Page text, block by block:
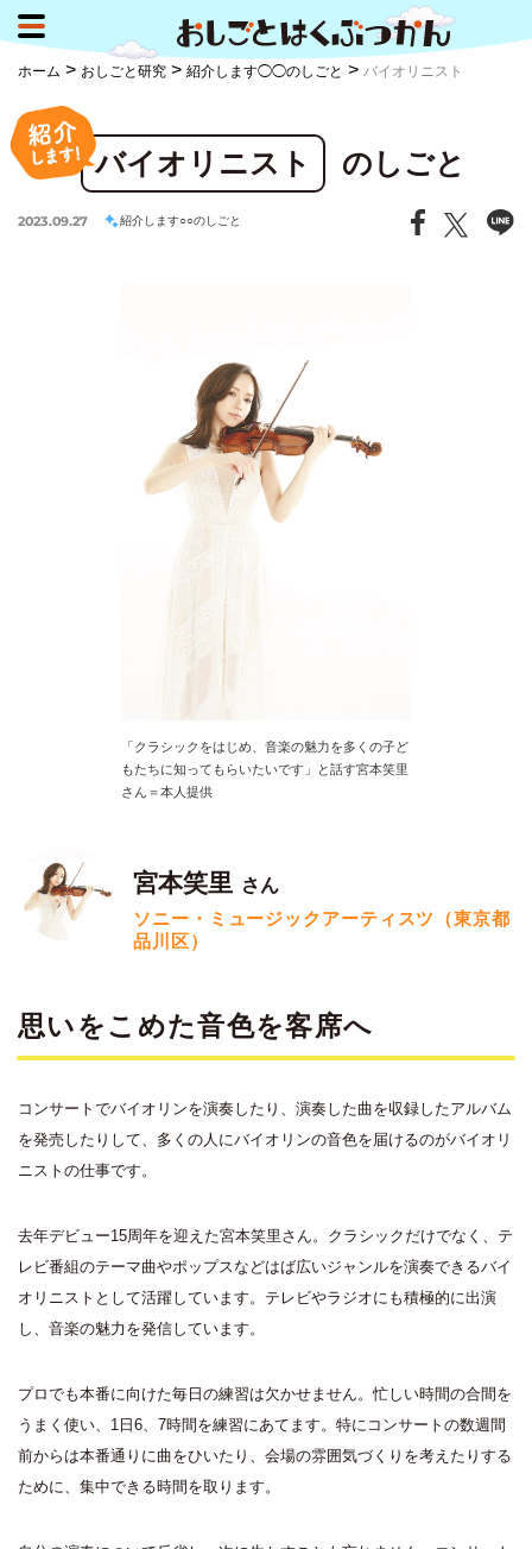
ホーム > おしごと研究 > 紹介します◯◯のしごと > バイオリニスト
バイオリニスト のしごと
2023.09.27 紹介します○○のしごと
「クラシックをはじめ、音楽の魅力を多くの子ど
もたちに知ってもらいたいです」と話す宮本笑里
さん＝本人提供
宮本笑里
さん
ソニー・ミュージックアーティスツ（東京都
品川区）
思いをこめた音色を客席へ
コンサートでバイオリンを演奏したり、演奏した曲を収録したアルバム
を発売したりして、多くの人にバイオリンの音色を届けるのがバイオリ
ニストの仕事です。
去年デビュー15周年を迎えた宮本笑里さん。クラシックだけでなく、テ
レビ番組のテーマ曲やポップスなどはば広いジャンルを演奏できるバイ
オリニストとして活躍しています。テレビやラジオにも積極的に出演
し、音楽の魅力を発信しています。
プロでも本番に向けた毎日の練習は欠かせません。忙しい時間の合間を
うまく使い、1日6、7時間を練習にあてます。特にコンサートの数週間
前からは本番通りに曲をひいたり、会場の雰囲気づくりを考えたりする
ために、集中できる時間を取ります。